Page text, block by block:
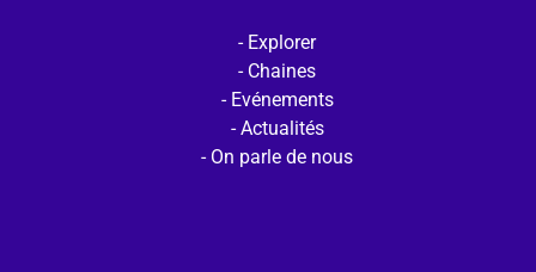
Explorer
Chaines
Evénements
Actualités
On parle de nous